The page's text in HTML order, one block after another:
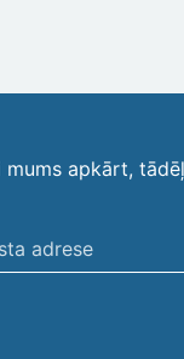
apkārt,